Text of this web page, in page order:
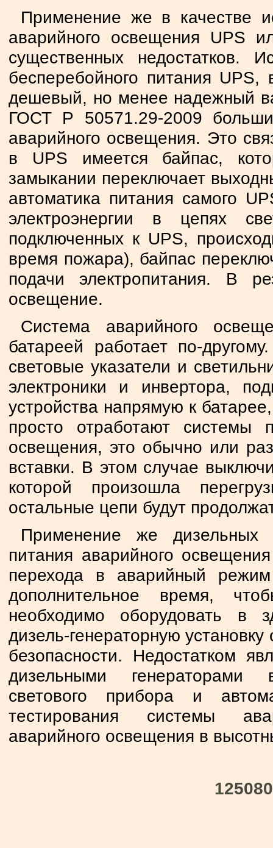
Применение же в качестве
аварийного освещения UPS
существенных недостатков.
бесперебойного питания
дешевый, но менее надежный
ГОСТ Р 50571.29-2009
аварийного освещения. Это
в UPS имеется байпас,
замыкании переключает
автоматика питания самого
электроэнергии в цепях
подключенных к UPS,
время пожара), байпас
подачи электропитания. В
освещение.
Система аварийного
батареей работает по-
световые указатели и
электроники и инвертора,
устройства напрямую к
просто отработают системы
освещения, это обычно или
вставки. В этом случае
которой произошла
остальные цепи будут
Применение же дизельных
питания аварийного
перехода в аварийный режим
дополнительное время,
необходимо оборудовать в
дизель-генераторную
безопасности. Недостатком
дизельными генераторами
светового прибора и
тестирования системы
аварийного освещения в